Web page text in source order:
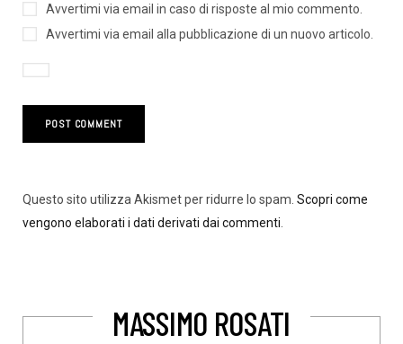
Avvertimi via email in caso di risposte al mio commento.
Avvertimi via email alla pubblicazione di un nuovo articolo.
Questo sito utilizza Akismet per ridurre lo spam. Scopri come
vengono elaborati i dati derivati dai commenti
MASSIMO ROSATI